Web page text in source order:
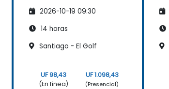
2026-10-19 09:30
14 horas
Santiago - El Golf
UF 98,43
(En línea)
UF 1.098,43
(Presencial)